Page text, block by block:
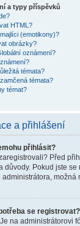
a typy příspěvků
HTML?
(emotikony)?
obrázky?
oznámení?
témata?
témata?
témat?
a přihlášení
přihlásit?
Před
důvody. Pokud jste
administrátora, možná
se registrovat?
na administrátorovi